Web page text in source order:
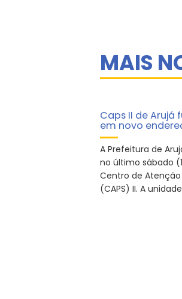
MAIS
Caps II de Arujá
em novo
A Prefeitura de
no último sábado
Centro de Atenção
(CAPS) II. A